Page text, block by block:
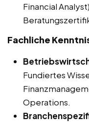
Financial
Fachliche
Fundiertes
Operations.